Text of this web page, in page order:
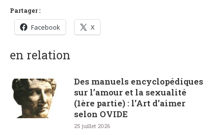
Partager :
Facebook X
en relation
Des manuels encyclopédiques
sur l’amour et la sexualité
(1ère partie) : l’Art d’aimer
selon OVIDE
25 juillet 2026